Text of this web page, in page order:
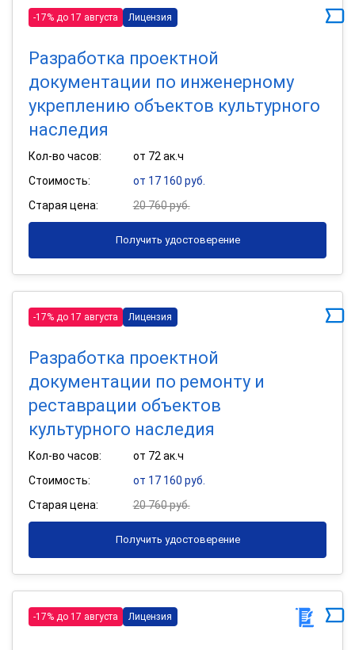
-17% до 17 августа Лицензия
Разработка проектной
документации по инженерному
укреплению объектов культурного
наследия
Кол-во часов:
от 72 ак.ч
Стоимость:
от 17 160 руб.
Старая цена:
20 760 руб.
Получить удостоверение
-17% до 17 августа Лицензия
Разработка проектной
документации по ремонту и
реставрации объектов
культурного наследия
Кол-во часов:
от 72 ак.ч
Стоимость:
от 17 160 руб.
Старая цена:
20 760 руб.
Получить удостоверение
-17% до 17 августа Лицензия